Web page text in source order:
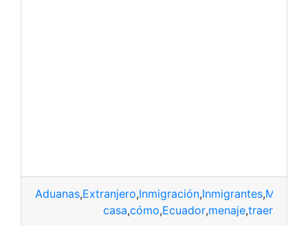
Aduanas,Extranjero,Inmigración,Inmigrantes,
casa,cómo,Ecuador,menaje,traer